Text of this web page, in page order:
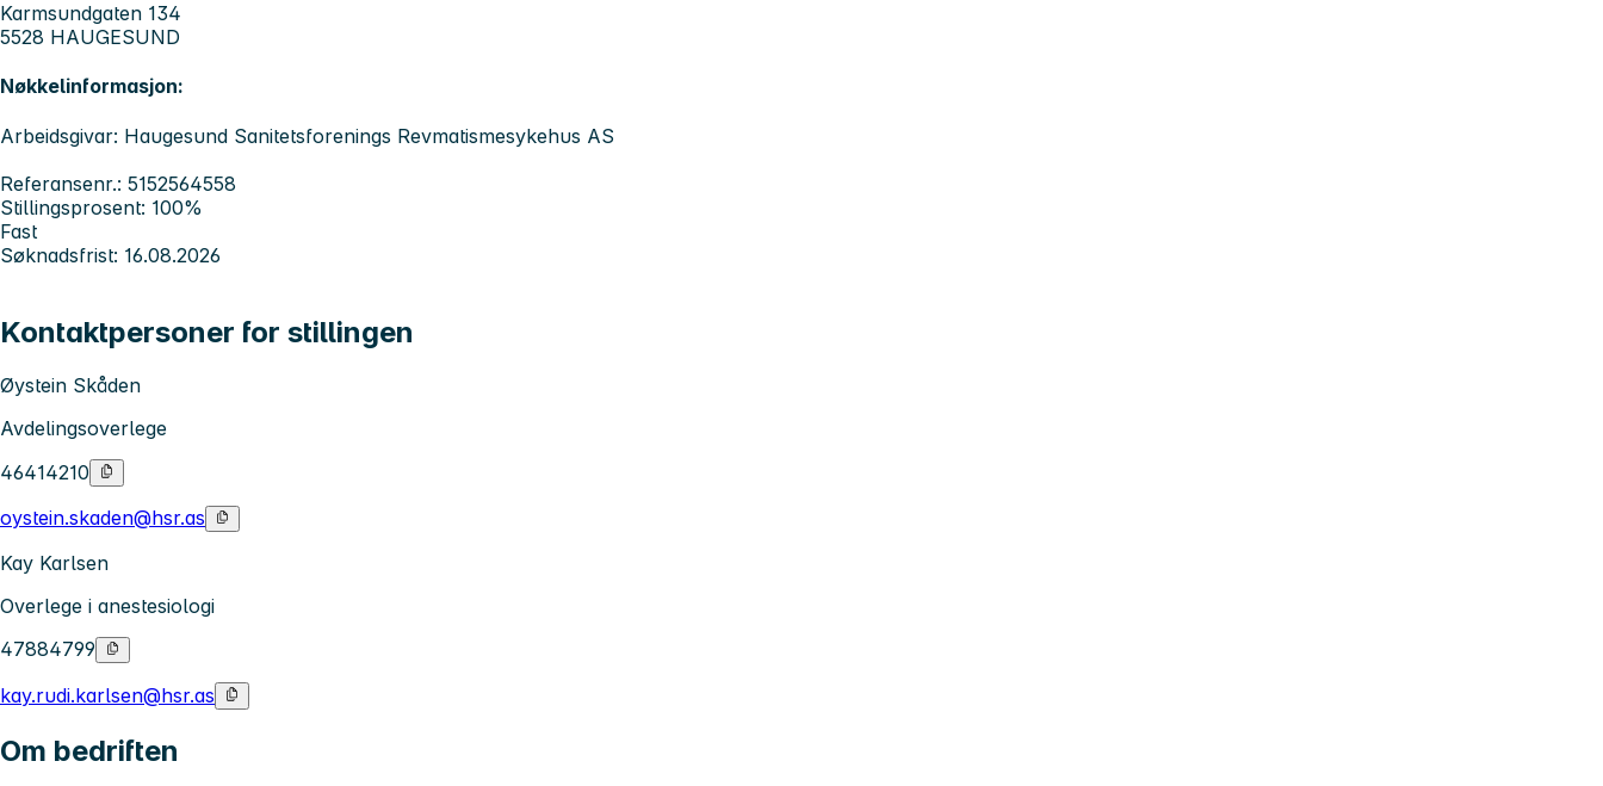
Karmsundgaten 134
5528 HAUGESUND
Nøkkelinformasjon:
Arbeidsgivar: Haugesund Sanitetsforenings Revmatismesykehus AS
Referansenr.: 5152564558
Stillingsprosent: 100%
Fast
Søknadsfrist: 16.08.2026
Kontaktpersoner for stillingen
Øystein Skåden
Avdelingsoverlege
46414210
oystein.skaden@hsr.as
Kay Karlsen
Overlege i anestesiologi
47884799
kay.rudi.karlsen@hsr.as
Om bedriften